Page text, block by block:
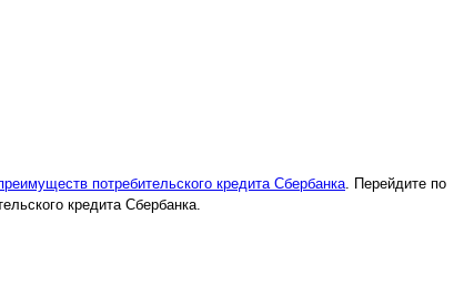
потребительского кредита Сбербанка . Перейдите по
кредита Сбербанка.